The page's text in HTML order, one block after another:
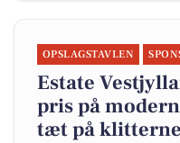
OPSLAGSTAVLEN
Estate
pris på
tæt på klitterne